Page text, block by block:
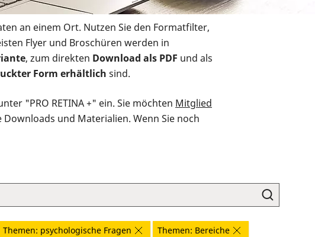
an einem Ort. Nutzen Sie den Formatfilter,
Flyer und Broschüren werden in
, zum direkten Download als PDF und als
Form erhältlich sind.
"PRO RETINA +" ein. Sie möchten Mitglied
und Materialien. Wenn Sie noch
Themen: psychologische Fragen
Themen: Bereiche